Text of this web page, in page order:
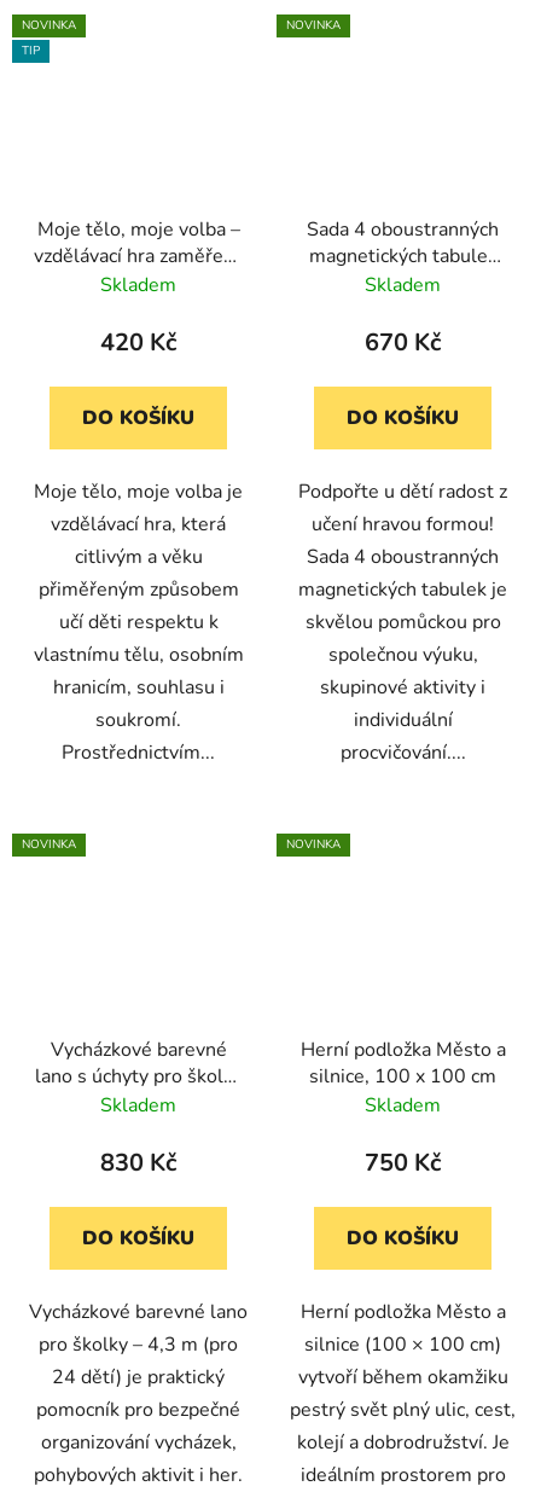
NOVINKA
TIP
Moje tělo, moje volba –
vzdělávací hra zaměřená
na téma souhlasu a
Skladem
420 Kč
DO KOŠÍKU
Moje tělo, moje volba je
vzdělávací hra, která
citlivým a věku
přiměřeným způsobem
učí děti respektu k
vlastnímu tělu, osobním
hranicím, souhlasu i
soukromí.
Prostřednictvím...
NOVINKA
Sada 4 oboustranných
magnetických tabulek
(popisovatelné fixem
Skladem
670 Kč
DO KOŠÍKU
Podpořte u dětí radost z
učení hravou formou!
Sada 4 oboustranných
magnetických tabulek je
skvělou pomůckou pro
společnou výuku,
skupinové aktivity i
individuální
procvičování....
NOVINKA
Vycházkové barevné
lano s úchyty pro školky
- 4,3 metru (pro 24
Skladem
830 Kč
DO KOŠÍKU
Vycházkové barevné lano
pro školky – 4,3 m (pro
24 dětí) je praktický
pomocník pro bezpečné
organizování vycházek,
pohybových aktivit i her.
NOVINKA
Herní podložka Město a
silnice, 100 x 100 cm
Skladem
750 Kč
DO KOŠÍKU
Herní podložka Město a
silnice (100 × 100 cm)
vytvoří během okamžiku
pestrý svět plný ulic, cest,
kolejí a dobrodružství. Je
ideálním prostorem pro